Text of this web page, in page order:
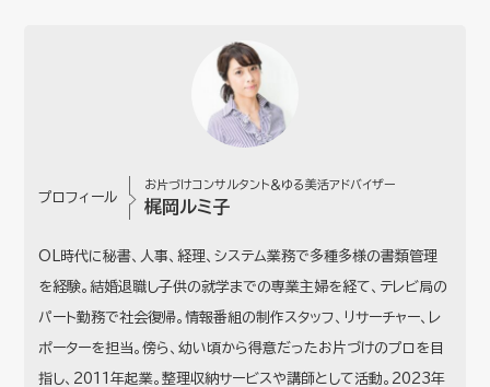
プロフィール
お片づけコンサルタント＆ゆる美活アドバイザー
梶岡ルミ子
OL時代に秘書、人事、経理、システム業務で多種多様の書類管理
を経験。結婚退職し子供の就学までの専業主婦を経て、テレビ局の
パート勤務で社会復帰。情報番組の制作スタッフ、リサーチャー、レ
ポーターを担当。傍ら、幼い頃から得意だったお片づけのプロを目
指し、2011年起業。整理収納サービスや講師として活動。2023年